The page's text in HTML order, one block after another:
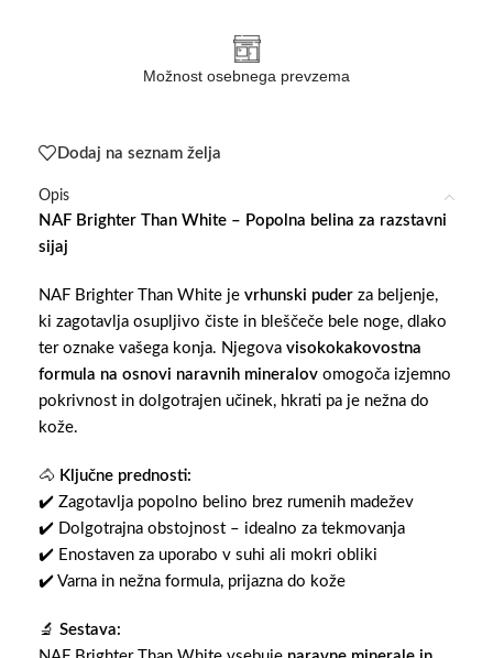
Možnost osebnega prevzema
Dodaj na seznam želja
Opis
NAF Brighter Than White – Popolna belina za razstavni
sijaj
NAF Brighter Than White je vrhunski puder za beljenje,
ki zagotavlja osupljivo čiste in bleščeče bele noge, dlako
ter oznake vašega konja. Njegova visokokakovostna
formula na osnovi naravnih mineralov omogoča izjemno
pokrivnost in dolgotrajen učinek, hkrati pa je nežna do
kože.
🐴 Ključne prednosti:
✔️ Zagotavlja popolno belino brez rumenih madežev
✔️ Dolgotrajna obstojnost – idealno za tekmovanja
✔️ Enostaven za uporabo v suhi ali mokri obliki
✔️ Varna in nežna formula, prijazna do kože
🔬 Sestava: